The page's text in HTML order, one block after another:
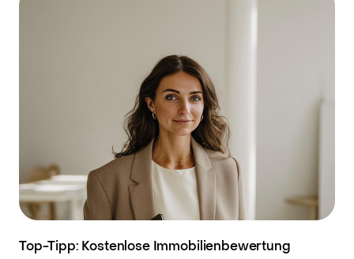
Top-Tipp: Kostenlose Immobilienbewertung